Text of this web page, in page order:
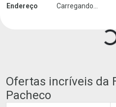
Endereço Carregando...
Ofertas incríveis da
Pacheco